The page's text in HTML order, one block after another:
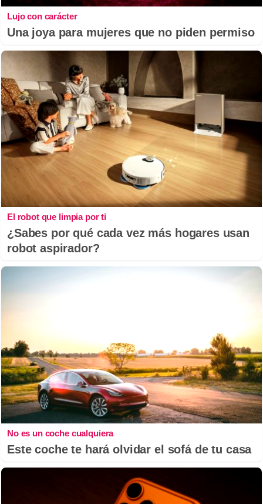
Lujo con carácter
Una joya para mujeres que no piden permiso
El robot que limpia por ti
¿Sabes por qué cada vez más hogares usan
robot aspirador?
No es un coche cualquiera
Este coche te hará olvidar el sofá de tu casa